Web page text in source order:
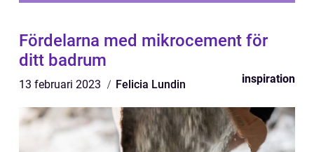
Fördelarna med mikrocement för
ditt badrum
13 februari 2023 Felicia Lundin inspiration